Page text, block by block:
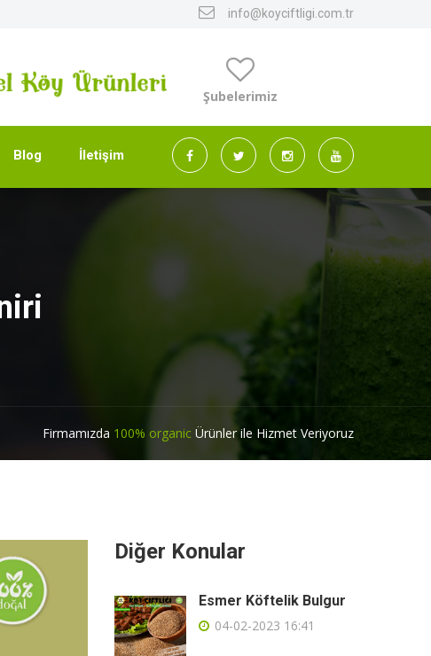
info@koyciftligi.com.tr
Şubelerimiz
Blog İletişim
Firmamızda 100% organic Ürünler ile Hizmet Veriyoruz
Diğer Konular
Esmer Köftelik Bulgur
04-02-2023 16:41